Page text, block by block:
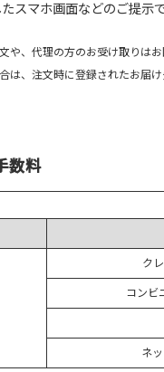
スマホ画面などのご提示で
、代理の方のお受け取りはお
、注文時に登録されたお届
数料
ク
コンビ
ネ